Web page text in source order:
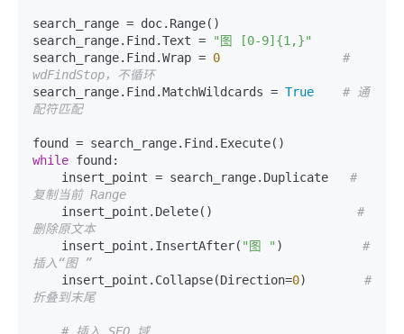
search_range = doc.Range()
search_range.Find.Text =
"图 [0-9]{1,}"
search_range.Find.Wrap = 0
#
wdFindStop，不循环
search_range.Find.MatchWildcards = True
# 通
配符匹配
while found:
    insert_point = search_range.Duplicate
#
复制当前 Range
    insert_point.Delete()
#
删除原文本
    insert_point.InsertAfter(
"图 " ) #
插入“图 ”
    insert_point.Collapse(Direction=
0) #
折叠到末尾